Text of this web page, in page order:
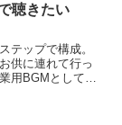
聴きたい
テップで構成。
供に連れて行っ
用BGMとしても